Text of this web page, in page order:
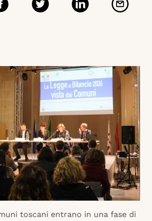
toscani entrano in una fase di